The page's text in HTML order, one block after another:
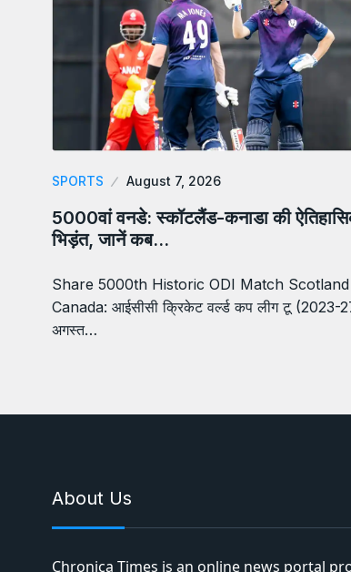
SPORTS August 7, 2026
5000वां वनडे: स्कॉटलैंड-कनाडा की
भिड़ंत, जानें कब…
Share 5000th Historic ODI Match
Canada: आईसीसी क्रिकेट वर्ल्ड कप लीग टू (2023-
अगस्त…
About Us
Chronica Times is an online news portal